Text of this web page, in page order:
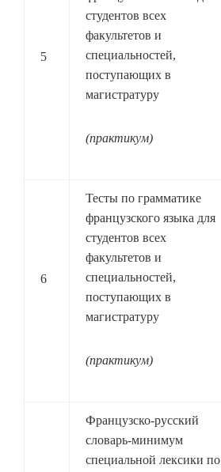
5
студентов всех
факультетов и
специальностей,
поступающих в
магистратуру
(практикум)
6
Тесты по грамматике
французского языка для
студентов всех
факультетов и
специальностей,
поступающих в
магистратуру
(практикум)
Французско-русский
словарь-минимум
специальной лексики по